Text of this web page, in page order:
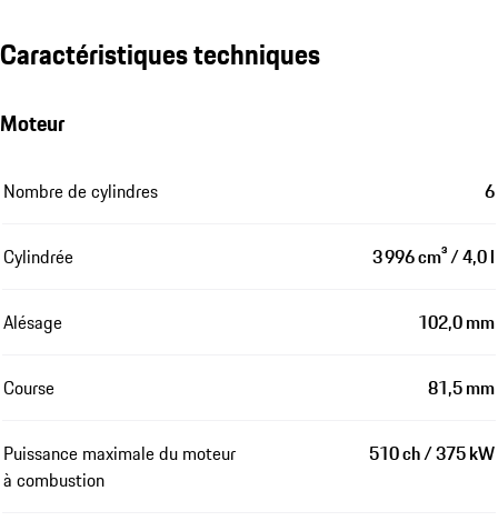
Caractéristiques techniques
Moteur
Nombre de cylindres 6
Cylindrée 3 996 cm³ / 4,0 l
Alésage 102,0 mm
Course 81,5 mm
Puissance maximale du moteur
à combustion
510 ch / 375 kW